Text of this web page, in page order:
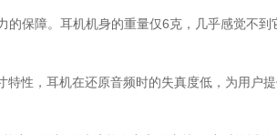
保障。耳机机身的重量仅6克，几乎感觉不到
性，耳机在还原音频时的失真度低，为用户